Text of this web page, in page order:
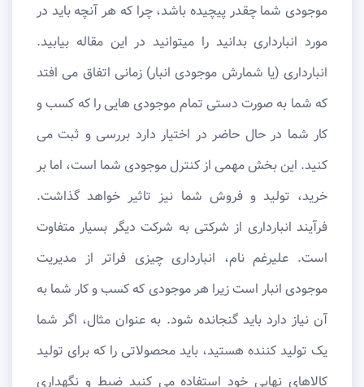
موجودی شما چقدر پیچیده باشد، چرا که هر آنچه باید در
مورد انبارداری بدانید را میتوانید در این مقاله بیابید.
انبارداری (یا شمارش موجودی انبار) زمانی اتفاق می افتد
که شما به صورت دستی تمام موجودی هایی را که کسب و
کار شما در حال حاضر در اختیار دارد بررسی و ثبت می
کنید. این بخش مهمی از کنترل موجودی شما است، اما بر
خرید، تولید و فروش شما نیز تاثیر خواهد گذاشت.
فرآیند انبارداری از شرکتی به شرکت دیگر بسیار متفاوت
است. علیرغم نام، انبارداری چیزی فراتر از مدیریت
موجودی انبار است زیرا هر موجودی که کسب و کار شما به
آن نیاز دارد باید گنجانده شود. به عنوان مثال، اگر شما
یک تولید کننده هستید، باید محصولاتی را که برای تولید
کالاهای نهایی خود استفاده می کنید ضبط و نگهداری